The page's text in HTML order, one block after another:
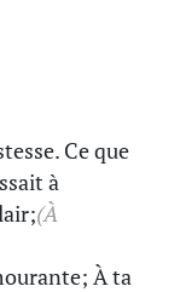
Ce que
à
(À
À ta